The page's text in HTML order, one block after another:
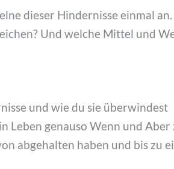
dieser Hindernisse einmal
Und welche Mittel und
und wie du sie überwindest
Leben genauso Wenn und
abgehalten haben und bis zu